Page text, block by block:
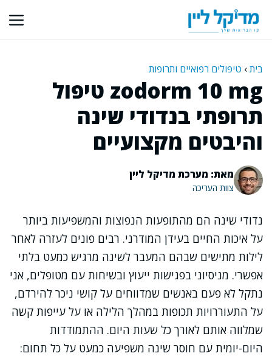
לתוכן
בית› טיפולים רפואיים ותרופות
zodorm 10 mg טיפול
תרופתי בנדודי שינה
והיבטים מקצועיים
מאת: מערכת מדיקל ליין
צוות העריכה
נדודי שינה הם מהתופעות הנפוצות והמשפיעות ביותר
על איכות החיים בעידן המודרני. רבים פונים לעזרה לאחר
לילות מתישים שבהם המעבר לשינה מרגיש כמעט בלתי
אפשרי. מניסיוני בפגישות ייעוץ ובשיחות עם מטופלים, אני
נתקל לא פעם באנשים שמדווחים על קושי ניכר להירדם,
על התעוררויות תכופות במהלך הלילה או על עייפות קשה
שמלווה אותם לאורך כל שעות היום. ההתמודדות
היום-יומית עם חוסר שינה משפיעה כמעט על כל תחום: